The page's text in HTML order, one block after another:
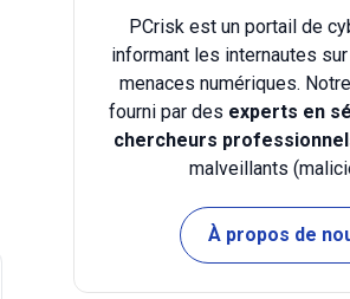
PCrisk est un portail de
informant les internautes
menaces numériques.
fourni par des experts en
chercheurs
malveillants
À propos de